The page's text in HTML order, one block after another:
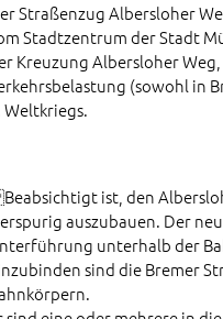
Straßenzug Albersloher
Stadtzentrum der Stadt
Kreuzung Albersloher
(sowohl in
Weltkriegs.
ist, den
auszubauen. Der
unterhalb der
sind die Bremer